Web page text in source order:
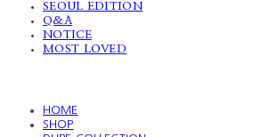
SEOUL EDITION
Q&A
NOTICE
MOST LOVED
HOME
SHOP